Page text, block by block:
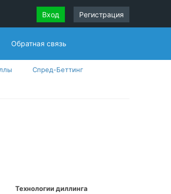
Вход Регистрация
Обратная связь
Спред-Беттинг
Технологии диллинга